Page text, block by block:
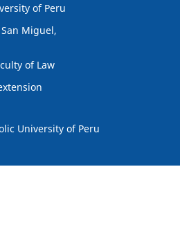
of Peru
Miguel,
of Law
University of Peru